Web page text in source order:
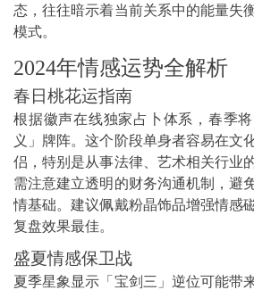
态，往往暗示着当前关系中的能量失
模式。
2024年情感运势全解析
春日桃花运指南
根据徽声在线独家占卜体系，春季
义」牌阵。这个阶段单身者容易在文
侣，特别是从事法律、艺术相关行业
需注意建立透明的财务沟通机制，避
情基础。建议佩戴粉晶饰品增强情感
复盘效果最佳。
盛夏情感保卫战
夏季星象显示「宝剑三」逆位可能带